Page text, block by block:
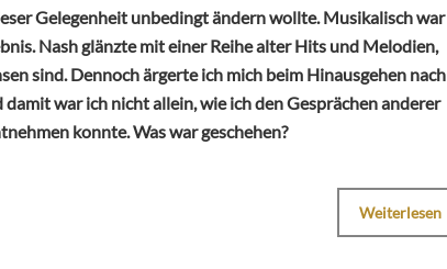
Gelegenheit unbedingt ändern wollte. Musikalisch war
Nash glänzte mit einer Reihe alter Hits und Melodien,
sind. Dennoch ärgerte ich mich beim Hinausgehen nach
war ich nicht allein, wie ich den Gesprächen anderer
konnte. Was war geschehen?
Weiterlesen